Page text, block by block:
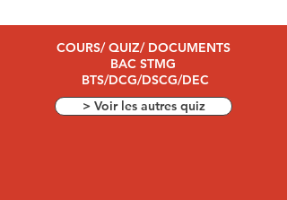
COURS/ QUIZ/ DOCUMENTS
BAC STMG
BTS/DCG/DSCG/DEC
> Voir les autres quiz